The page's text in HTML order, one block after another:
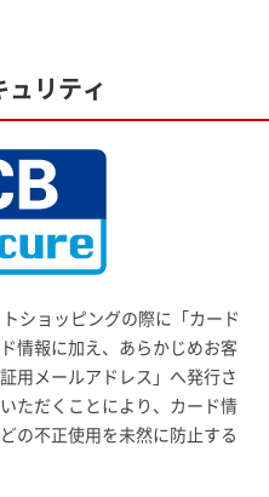
リティ
ショッピングの際に「カード
情報に加え、あらかじめお客
用メールアドレス」へ発行さ
ただくことにより、カード情
の不正使用を未然に防止する